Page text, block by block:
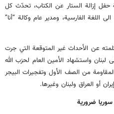
حفل إزالة الستار عن الكتاب، تحدّث كل
اللغة الفارسية، ومدير عام وكالة “أنا”
عن الأحداث غير المتوقعة التي جرت
على لبنان واستشهاد الأمين العام لحزب الله
من الصف الأول وتفجيرات البيجر
أو العراق ولبنان وغيرها.
ضرورية